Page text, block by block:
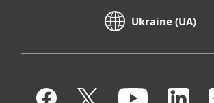
Ukraine (UA)